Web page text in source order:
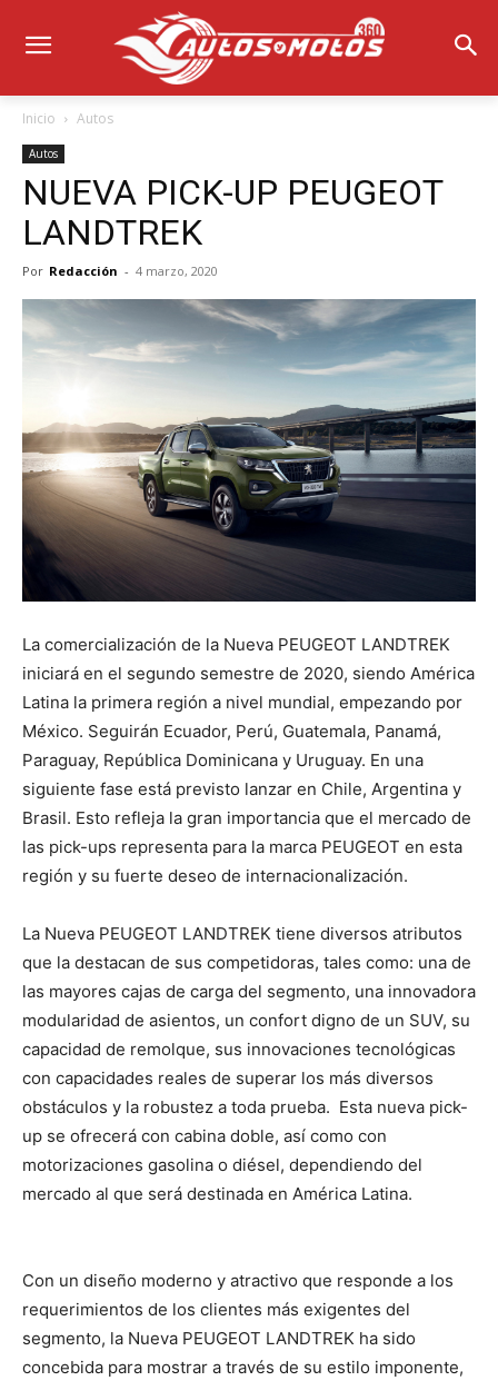
Inicio Autos
Autos
NUEVA PICK-UP PEUGEOT
LANDTREK
Por Redacción - 4 marzo, 2020
La comercialización de la Nueva PEUGEOT LANDTREK
iniciará en el segundo semestre de 2020, siendo América
Latina la primera región a nivel mundial, empezando por
México. Seguirán Ecuador, Perú, Guatemala, Panamá,
Paraguay, República Dominicana y Uruguay. En una
siguiente fase está previsto lanzar en Chile, Argentina y
Brasil. Esto refleja la gran importancia que el mercado de
las pick-ups representa para la marca PEUGEOT en esta
región y su fuerte deseo de internacionalización.
La Nueva PEUGEOT LANDTREK tiene diversos atributos
que la destacan de sus competidoras, tales como: una de
las mayores cajas de carga del segmento, una innovadora
modularidad de asientos, un confort digno de un SUV, su
capacidad de remolque, sus innovaciones tecnológicas
con capacidades reales de superar los más diversos
obstáculos y la robustez a toda prueba. Esta nueva pick-
up se ofrecerá con cabina doble, así como con
motorizaciones gasolina o diésel, dependiendo del
mercado al que será destinada en América Latina.
Con un diseño moderno y atractivo que responde a los
requerimientos de los clientes más exigentes del
segmento, la Nueva PEUGEOT LANDTREK ha sido
concebida para mostrar a través de su estilo imponente,